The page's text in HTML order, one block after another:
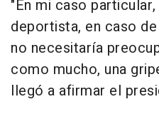
"En mi caso
deportista, en caso
no necesitaría
como mucho, una
llegó a afirmar el